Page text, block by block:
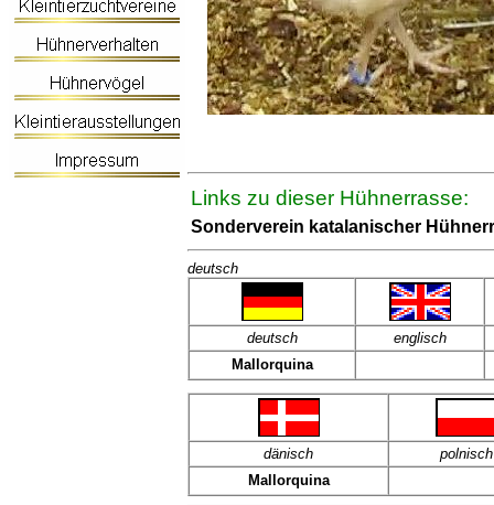
Links zu dieser Hühnerrasse:
Sonderverein katalanischer
deutsch
deutsch
englisch
Mallorquina
dänisch
polnisch
Mallorquina